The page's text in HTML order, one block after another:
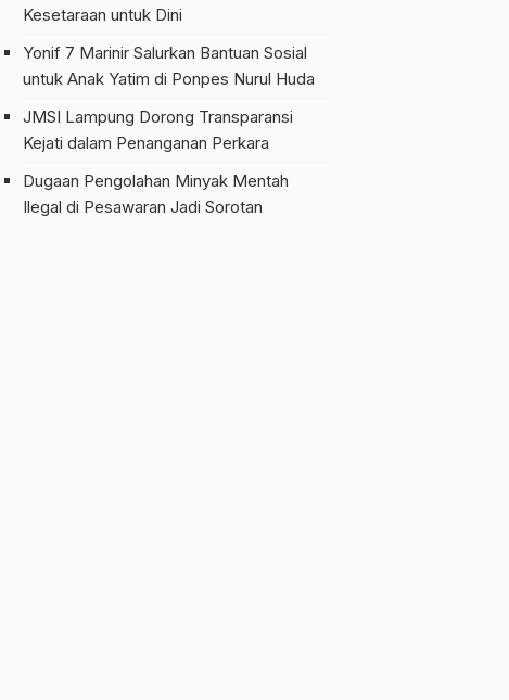
Kesetaraan untuk Dini
Yonif 7 Marinir Salurkan Bantuan Sosial
untuk Anak Yatim di Ponpes Nurul Huda
JMSI Lampung Dorong Transparansi
Kejati dalam Penanganan Perkara
Dugaan Pengolahan Minyak Mentah
Ilegal di Pesawaran Jadi Sorotan